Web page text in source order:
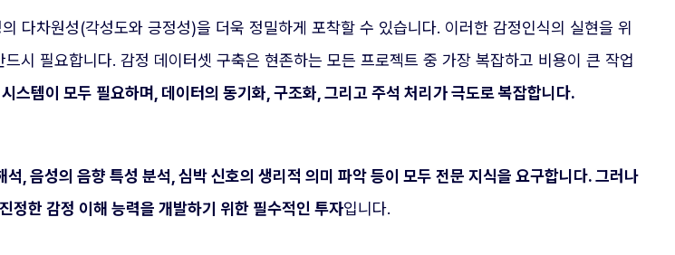
다차원성(각성도와 긍정성)을 더욱 정밀하게 포착할 수 있습니다. 이러한 감정인식의 실현을 위
시 필요합니다. 감정 데이터셋 구축은 현존하는 모든 프로젝트 중 가장 복잡하고 비용이 큰 작업
스템이 모두 필요하며, 데이터의 동기화, 구조화, 그리고 주석 처리가 극도로 복잡합니다.
, 음성의 음향 특성 분석, 심박 신호의 생리적 의미 파악 등이 모두 전문 지식을 요구합니다. 그러나
정한 감정 이해 능력을 개발하기 위한 필수적인 투자입니다.